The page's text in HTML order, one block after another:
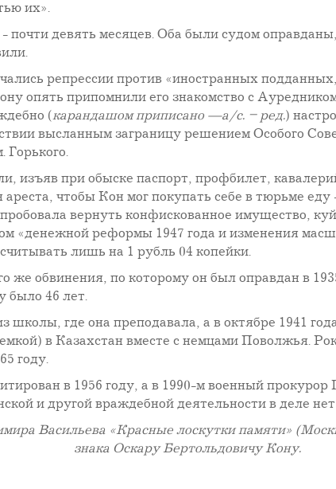
их».
почти девять месяцев. Оба были судом
репрессии против «иностранных
опять припомнили его знакомство с
(карандашом приписано —а/с. – ред.)
высланным заграницу решением Особого
Горького.
изъяв при обыске паспорт, профбилет,
чтобы Кон мог покупать себе в тюрьме
вернуть конфискованное имущество,
«денежной реформы 1947 года и изменения
лишь на 1 рубль 04 копейки.
же обвинения, по которому он был оправдан в
было 46 лет.
где она преподавала, а в октябре 1941
в Казахстан вместе с немцами Поволжья.
году.
в 1956 году, а в 1990-м военный
и другой враждебной деятельности в деле
Васильева «Красные лоскутки памяти»
знака Оскару Бертольдовичу Кону.